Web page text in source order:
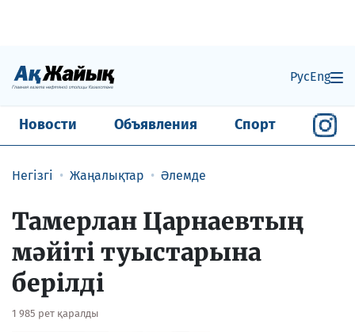
РусEng
Новости Объявления Спорт
Негізгі Жаңалықтар Әлемде
Тамерлан Царнаевтың
мәйіті туыстарына
берілді
1 985 рет қаралды